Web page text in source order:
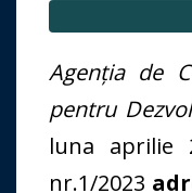
Agenția de
pentru
luna aprilie
nr.1/2023